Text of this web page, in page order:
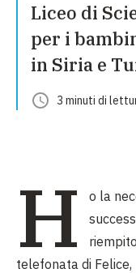
Liceo di
per i
in Siria e
3 minuti di
H
o la
telefonata di Felice,